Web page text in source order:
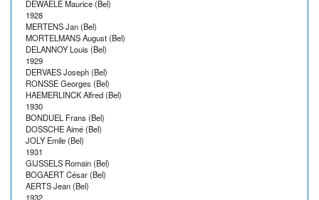
DEWAELE Maurice (Bel)
1928
MERTENS Jan (Bel)
MORTELMANS August (Bel)
DELANNOY Louis (Bel)
1929
DERVAES Joseph (Bel)
RONSSE Georges (Bel)
HAEMERLINCK Alfred (Bel)
1930
BONDUEL Frans (Bel)
DOSSCHE Aimé (Bel)
JOLY Emile (Bel)
1931
GIJSSELS Romain (Bel)
BOGAERT César (Bel)
AERTS Jean (Bel)
1932